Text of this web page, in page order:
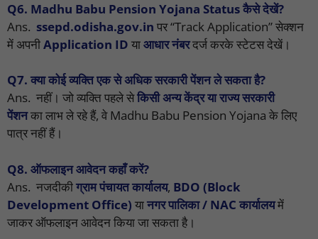
Q6. Madhu Babu Pension Yojana Status कैसे देखें?
Ans. ssepd.odisha.gov.in पर “Track Application” सेक्शन
में अपनीApplication ID याआधार नंबरदर्ज करके स्टेटस देखें।
Q7. क्या कोई व्यक्ति एक से अधिक सरकारी पेंशन ले सकता है?
Ans. नहीं। जो व्यक्ति पहले सेकिसी अन्य केंद्र या राज्य सरकारी
पेंशनका लाभ ले रहे हैं, वे Madhu Babu Pension Yojana के लिए
पात्र नहीं हैं।
Q8. ऑफलाइन आवेदन कहाँ करें?
Ans. नजदीकीग्राम पंचायत कार्यालय, BDO (Block
Development Office) यानगर पालिका / NAC कार्यालयमें
जाकर ऑफलाइन आवेदन किया जा सकता है।